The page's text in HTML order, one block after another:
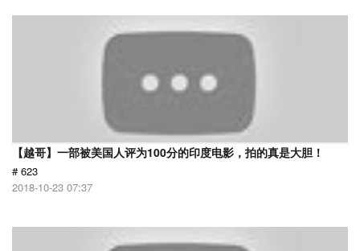
【越哥】一部被美国人评为100分的印度电影，拍的真是大胆！
# 623
2018-10-23 07:37